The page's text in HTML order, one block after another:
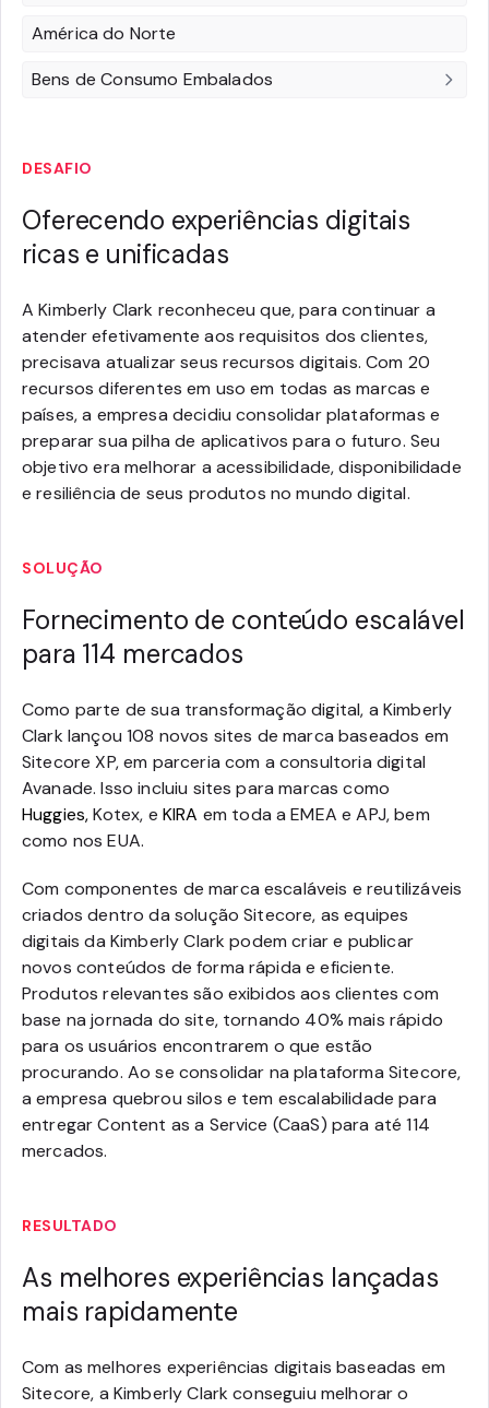
América do Norte
Bens de Consumo Embalados
DESAFIO
Oferecendo experiências digitais
ricas e unificadas
A Kimberly Clark reconheceu que, para continuar a
atender efetivamente aos requisitos dos clientes,
precisava atualizar seus recursos digitais. Com 20
recursos diferentes em uso em todas as marcas e
países, a empresa decidiu consolidar plataformas e
preparar sua pilha de aplicativos para o futuro. Seu
objetivo era melhorar a acessibilidade, disponibilidade
e resiliência de seus produtos no mundo digital.
SOLUÇÃO
Fornecimento de conteúdo escalável
para 114 mercados
Como parte de sua transformação digital, a Kimberly
Clark lançou 108 novos sites de marca baseados em
Sitecore XP, em parceria com a consultoria digital
Avanade. Isso incluiu sites para marcas como
Huggies,Kotex, e KIRA em toda a EMEA e APJ, bem
como nos EUA.
Com componentes de marca escaláveis e reutilizáveis
criados dentro da solução Sitecore, as equipes
digitais da Kimberly Clark podem criar e publicar
novos conteúdos de forma rápida e eficiente.
Produtos relevantes são exibidos aos clientes com
base na jornada do site, tornando 40% mais rápido
para os usuários encontrarem o que estão
procurando. Ao se consolidar na plataforma Sitecore,
a empresa quebrou silos e tem escalabilidade para
entregar Content as a Service (CaaS) para até 114
mercados.
RESULTADO
As melhores experiências lançadas
mais rapidamente
Com as melhores experiências digitais baseadas em
Sitecore, a Kimberly Clark conseguiu melhorar o